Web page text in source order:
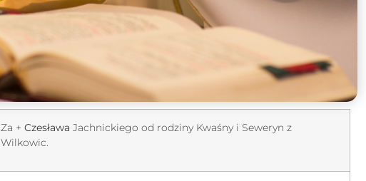
Za + Czesława Jachnickiego od rodziny Kwaśny i Seweryn z
Wilkowic.